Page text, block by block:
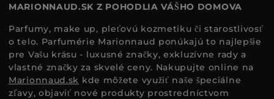
MARIONNAUD.SK Z POHODLIA VÁŠHO DOMOVA
Parfumy, make up, pleťovú kozmetiku či starostlivosť
o telo. Parfumérie Marionnaud ponúkajú to najlepšie
pre Vašu krásu - luxusné značky, exkluzívne rady a
vlastné značky za skvelé ceny. Nakupujte online na
Marionnaud.sk kde môžete využiť naše špeciálne
zľavy, objaviť nové produkty prostredníctvom